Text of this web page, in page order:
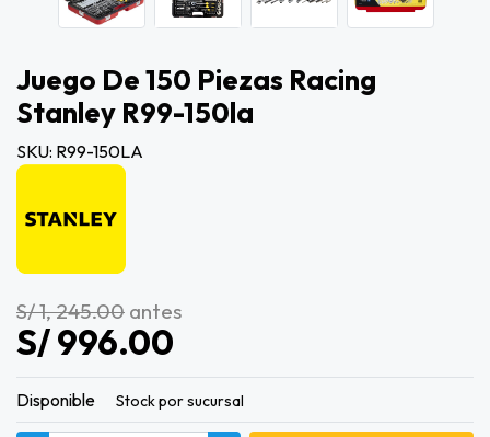
Juego De 150 Piezas Racing
Stanley R99-150la
SKU: R99-150LA
S/ 1, 245.00 antes
S/ 996.00
Disponible Stock por sucursal